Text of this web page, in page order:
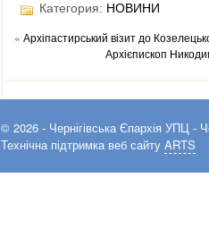
Категория: НОВИНИ
« Архіпастирський візит до
Архієпископ
© 2026 - Чернігівська Єпархія УПЦ -
Технічна підтримка веб сайту ARTS